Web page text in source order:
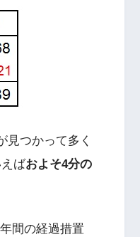
見つかって多く
ばおよそ4分の
間の経過措置